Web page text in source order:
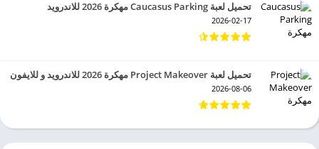
تحميل لعبة Caucasus Parking مهكرة 2026 للاندرويد
2026-02-17
تحميل لعبة Project Makeover مهكرة 2026 للاندرويد و للايفون
2026-08-06